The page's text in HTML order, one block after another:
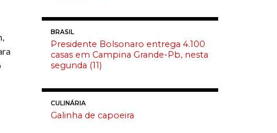
BRASIL
Presidente Bolsonaro entrega 4.100
casas em Campina Grande-Pb, nesta
segunda (11)
CULINÁRIA
Galinha de capoeira